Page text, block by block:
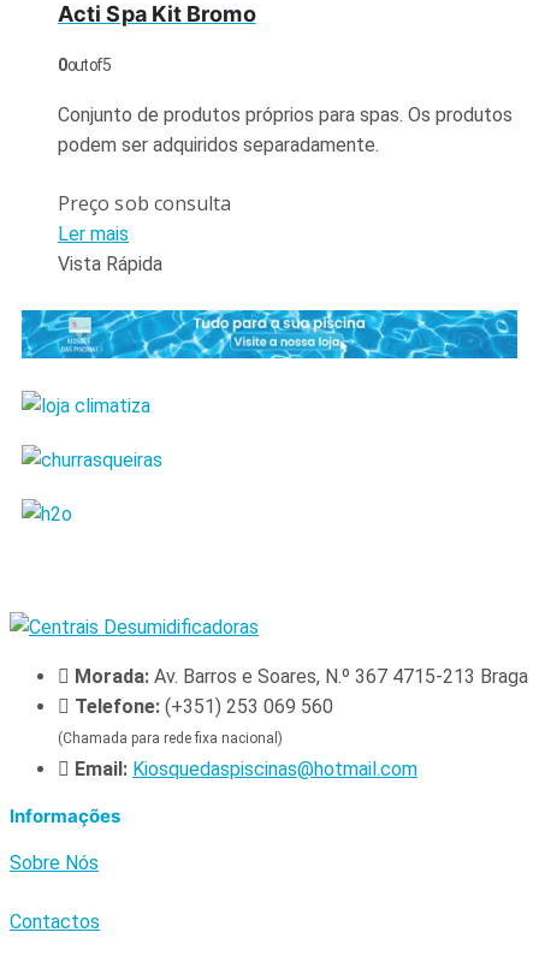
Acti Spa Kit Bromo
0out of 5
Conjunto de produtos próprios para spas. Os produtos
podem ser adquiridos separadamente.
Preço sob consulta
Ler mais
Vista Rápida
Morada: Av. Barros e Soares, N.º 367 4715-213 Braga
Telefone: (+351) 253 069 560
(Chamada para rede fixa nacional)
Email: Kiosquedaspiscinas@hotmail.com
Informações
Sobre Nós
Contactos